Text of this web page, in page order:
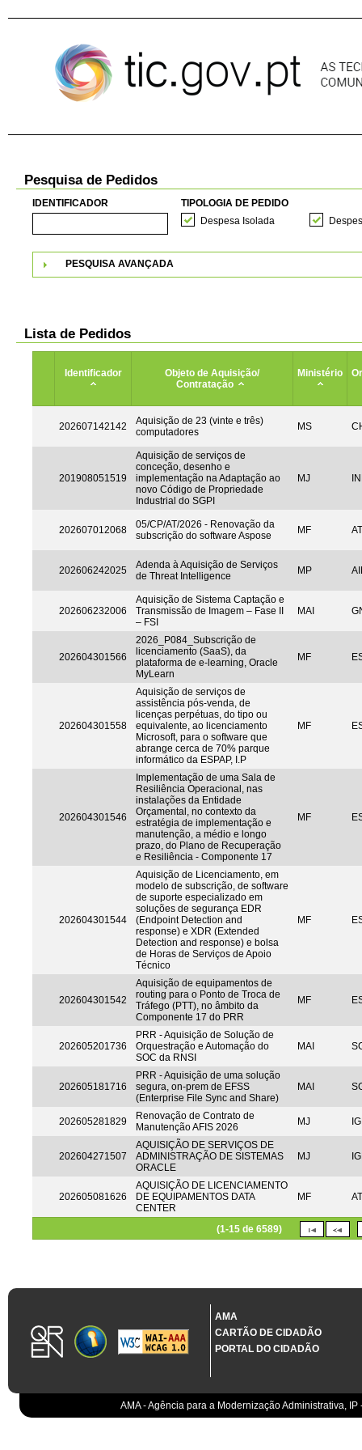
Pesquisa de Pedidos
IDENTIFICADOR
TIPOLOGIA DE PEDIDO
Despesa Isolada
PESQUISA AVANÇADA
Lista de Pedidos
Identificador
Objeto de Aquisição/
Contratação
Ministério
202607142142
Aquisição de 23 (vinte e três)
computadores
MS
201908051519
Aquisição de serviços de
conceção, desenho e
implementação na Adaptação ao
novo Código de Propriedade
Industrial do SGPI
MJ
202607012068
05/CP/AT/2026 - Renovação da
subscrição do software Aspose
MF AT
202606242025
Adenda à Aquisição de Serviços
de Threat Intelligence
MP
202606232006
Aquisição de Sistema Captação e
Transmissão de Imagem – Fase II
– FSI
MAI
202604301566
2026_P084_Subscrição de
licenciamento (SaaS), da
plataforma de e-learning, Oracle
MyLearn
MF
202604301558
Aquisição de serviços de
assistência pós-venda, de
licenças perpétuas, do tipo ou
equivalente, ao licenciamento
Microsoft, para o software que
abrange cerca de 70% parque
informático da ESPAP, I.P
MF
202604301546
Implementação de uma Sala de
Resiliência Operacional, nas
instalações da Entidade
Orçamental, no contexto da
estratégia de implementação e
manutenção, a médio e longo
prazo, do Plano de Recuperação
e Resiliência - Componente 17
MF
202604301544
Aquisição de Licenciamento, em
modelo de subscrição, de software
de suporte especializado em
soluções de segurança EDR
(Endpoint Detection and
response) e XDR (Extended
Detection and response) e bolsa
de Horas de Serviços de Apoio
Técnico
MF
202604301542
Aquisição de equipamentos de
routing para o Ponto de Troca de
Tráfego (PTT), no âmbito da
Componente 17 do PRR
MF
202605201736
PRR - Aquisição de Solução de
Orquestração e Automação do
SOC da RNSI
MAI
202605181716
PRR - Aquisição de uma solução
segura, on-prem de EFSS
(Enterprise File Sync and Share)
MAI
202605281829
Renovação de Contrato de
Manutenção AFIS 2026
MJ
202604271507
AQUISIÇÃO DE SERVIÇOS DE
ADMINISTRAÇÃO DE SISTEMAS
ORACLE
MJ
202605081626
AQUISIÇÃO DE LICENCIAMENTO
DE EQUIPAMENTOS DATA
CENTER
MF AT
(1-15 de 6589)
AMA
CARTÃO DE CIDADÃO
PORTAL DO CIDADÃO
AMA - Agência para a Modernização Administrativa,